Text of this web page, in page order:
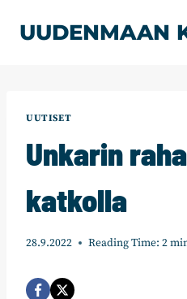
sisältöön
UUDENMAAN
UUTISET
Unkarin
katkolla
28.9.2022 Reading Time: 2